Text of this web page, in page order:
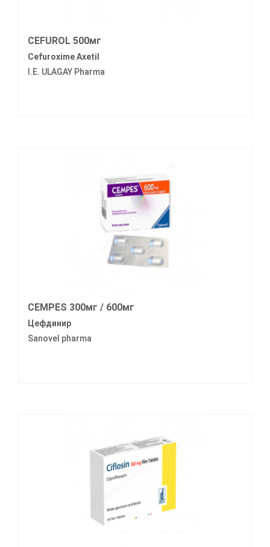
CEFUROL 500мг
Cefuroxime Axetil
I.E. ULAGAY Pharma
CEMPES 300мг / 600мг
Цефдинир
Sanovel pharma